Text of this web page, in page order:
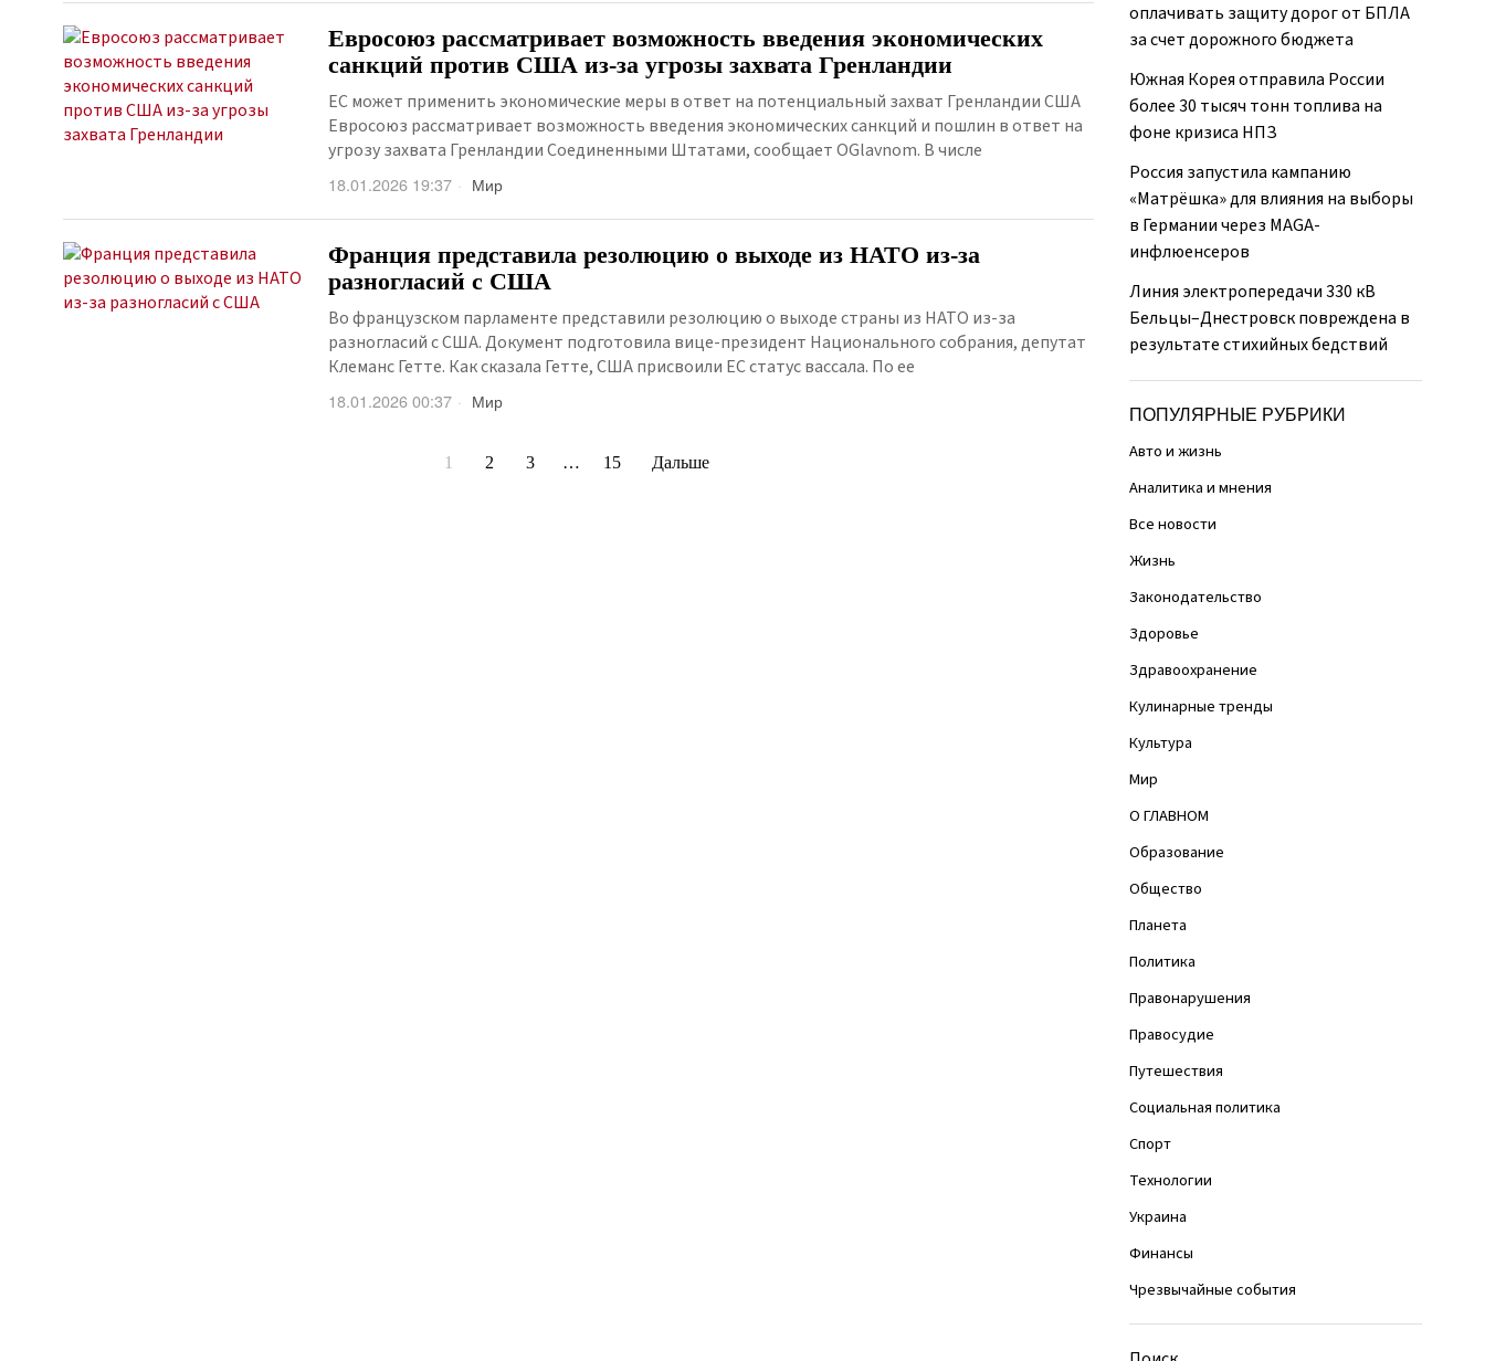
Евросоюз рассматривает возможность введения экономических
санкций против США из-за угрозы захвата Гренландии
ЕС может применить экономические меры в ответ на потенциальный захват Гренландии США
Евросоюз рассматривает возможность введения экономических санкций и пошлин в ответ на
угрозу захвата Гренландии Соединенными Штатами, сообщает OGlavnom. В числе
18.01.2026 19:37 Мир
Франция представила резолюцию о выходе из НАТО из-за
разногласий с США
Во французском парламенте представили резолюцию о выходе страны из НАТО из-за
разногласий с США. Документ подготовила вице-президент Национального собрания, депутат
Клеманс Гетте. Как сказала Гетте, США присвоили ЕС статус вассала. По ее
18.01.2026 00:37 Мир
1 2 3 … 15 Дальше
оплачивать защиту дорог от БПЛА
за счет дорожного бюджета
Южная Корея отправила России
более 30 тысяч тонн топлива на
фоне кризиса НПЗ
Россия запустила кампанию
«Матрёшка» для влияния на выборы
в Германии через MAGA-
инфлюенсеров
Линия электропередачи 330 кВ
Бельцы–Днестровск повреждена в
результате стихийных бедствий
ПОПУЛЯРНЫЕ РУБРИКИ
Авто и жизнь
Аналитика и мнения
Все новости
Жизнь
Законодательство
Здоровье
Здравоохранение
Кулинарные тренды
Культура
Мир
О ГЛАВНОМ
Образование
Общество
Планета
Политика
Правонарушения
Правосудие
Путешествия
Социальная политика
Спорт
Технологии
Украина
Финансы
Чрезвычайные события